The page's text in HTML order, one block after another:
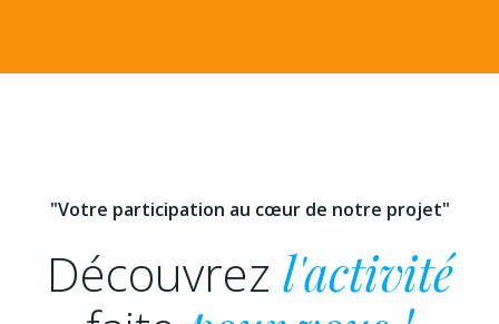
"Votre participation au cœur de notre projet"
Découvrez l'activité